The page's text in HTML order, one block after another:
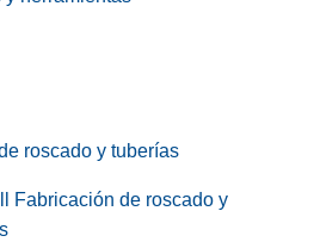
roscado y tuberías
Fabricación de roscado y